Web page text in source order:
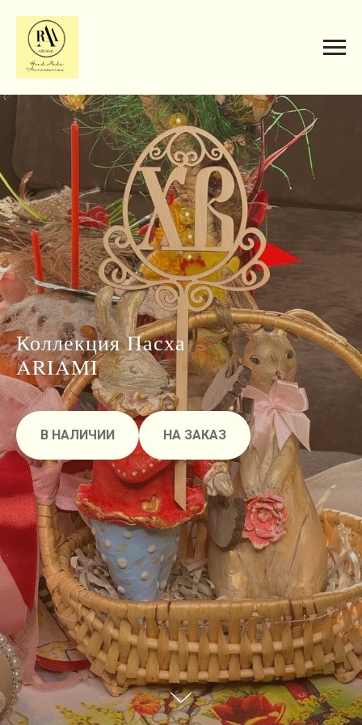
Коллекция Пасха
ARIAMI
В НАЛИЧИИ НА ЗАКАЗ